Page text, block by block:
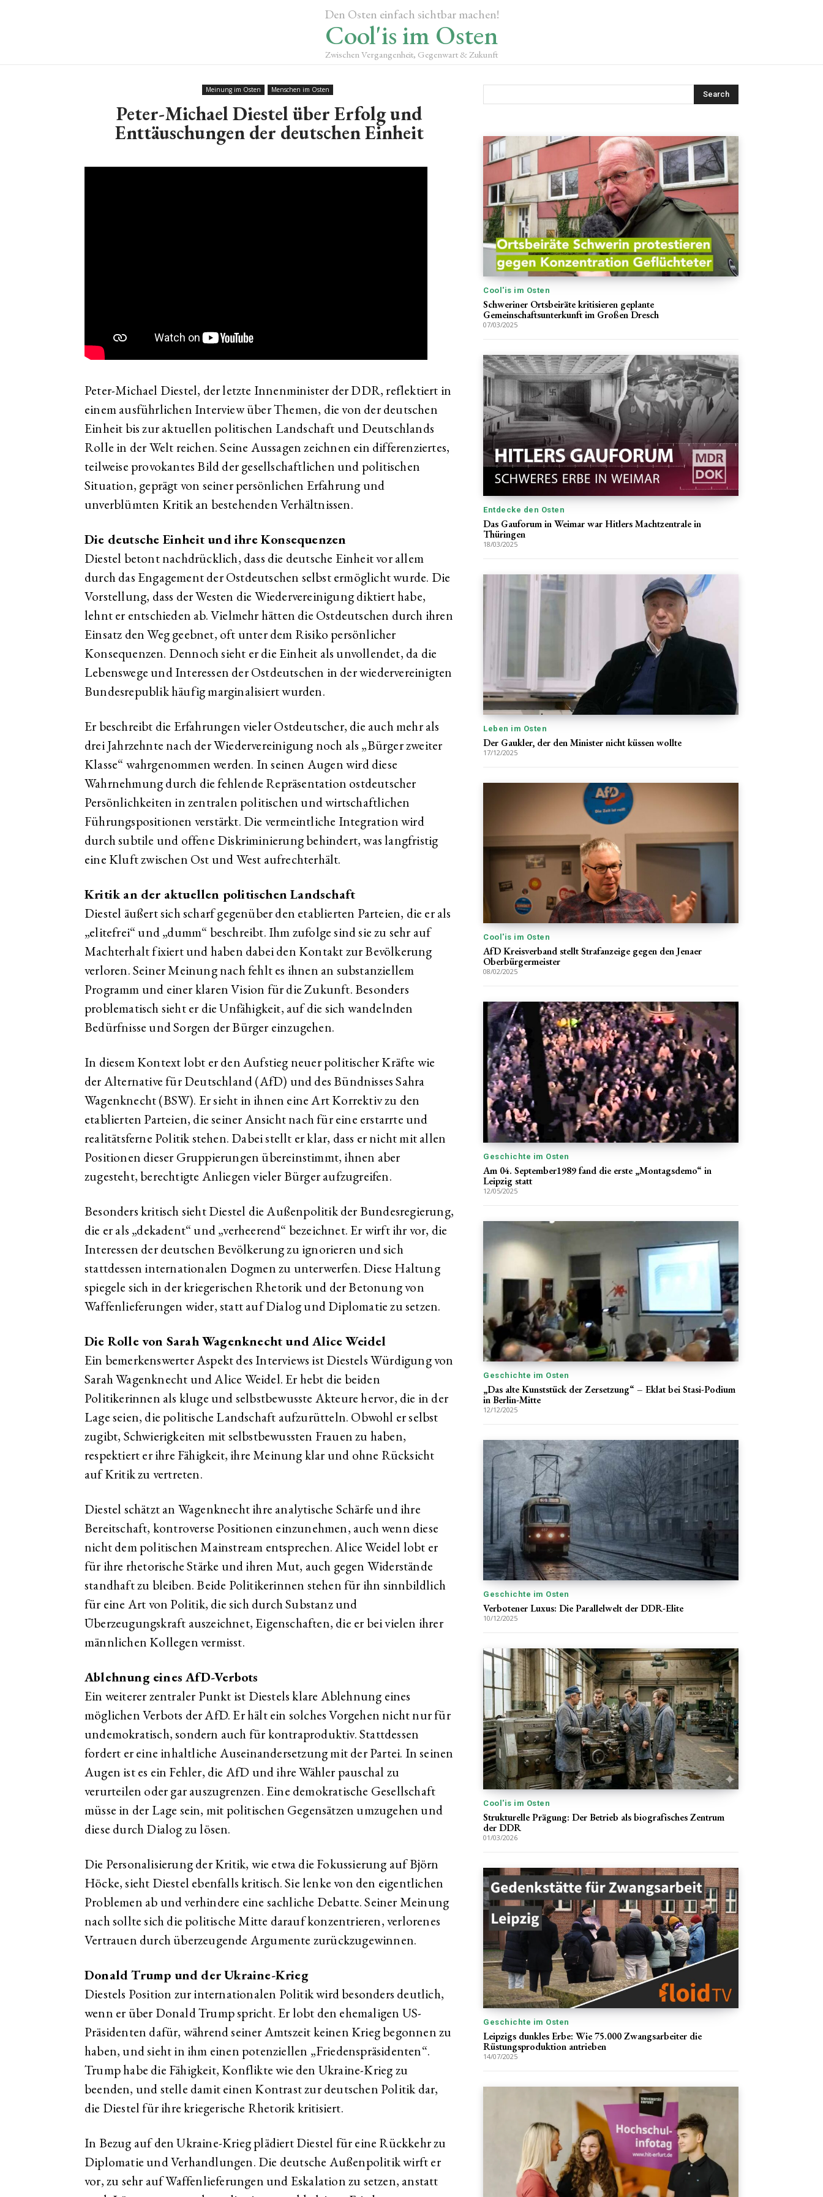
Den Osten einfach sichtbar machen!
Cool'is im Osten
Zwischen Vergangenheit, Gegenwart & Zukunft
Meinung im Osten Menschen im Osten
Peter-Michael Diestel über Erfolg und
Enttäuschungen der deutschen Einheit
Peter-Michael Diestel, der letzte Innenminister der DDR, reflektiert in
einem ausführlichen Interview über Themen, die von der deutschen
Einheit bis zur aktuellen politischen Landschaft und Deutschlands
Rolle in der Welt reichen. Seine Aussagen zeichnen ein differenziertes,
teilweise provokantes Bild der gesellschaftlichen und politischen
Situation, geprägt von seiner persönlichen Erfahrung und
unverblümten Kritik an bestehenden Verhältnissen.
Die deutsche Einheit und ihre Konsequenzen
Diestel betont nachdrücklich, dass die deutsche Einheit vor allem
durch das Engagement der Ostdeutschen selbst ermöglicht wurde. Die
Vorstellung, dass der Westen die Wiedervereinigung diktiert habe,
lehnt er entschieden ab. Vielmehr hätten die Ostdeutschen durch ihren
Einsatz den Weg geebnet, oft unter dem Risiko persönlicher
Konsequenzen. Dennoch sieht er die Einheit als unvollendet, da die
Lebenswege und Interessen der Ostdeutschen in der wiedervereinigten
Bundesrepublik häufig marginalisiert wurden.
Er beschreibt die Erfahrungen vieler Ostdeutscher, die auch mehr als
drei Jahrzehnte nach der Wiedervereinigung noch als „Bürger zweiter
Klasse“ wahrgenommen werden. In seinen Augen wird diese
Wahrnehmung durch die fehlende Repräsentation ostdeutscher
Persönlichkeiten in zentralen politischen und wirtschaftlichen
Führungspositionen verstärkt. Die vermeintliche Integration wird
durch subtile und offene Diskriminierung behindert, was langfristig
eine Kluft zwischen Ost und West aufrechterhält.
Kritik an der aktuellen politischen Landschaft
Diestel äußert sich scharf gegenüber den etablierten Parteien, die er als
„elitefrei“ und „dumm“ beschreibt. Ihm zufolge sind sie zu sehr auf
Machterhalt fixiert und haben dabei den Kontakt zur Bevölkerung
verloren. Seiner Meinung nach fehlt es ihnen an substanziellem
Programm und einer klaren Vision für die Zukunft. Besonders
problematisch sieht er die Unfähigkeit, auf die sich wandelnden
Bedürfnisse und Sorgen der Bürger einzugehen.
In diesem Kontext lobt er den Aufstieg neuer politischer Kräfte wie
der Alternative für Deutschland (AfD) und des Bündnisses Sahra
Wagenknecht (BSW). Er sieht in ihnen eine Art Korrektiv zu den
etablierten Parteien, die seiner Ansicht nach für eine erstarrte und
realitätsferne Politik stehen. Dabei stellt er klar, dass er nicht mit allen
Positionen dieser Gruppierungen übereinstimmt, ihnen aber
zugesteht, berechtigte Anliegen vieler Bürger aufzugreifen.
Besonders kritisch sieht Diestel die Außenpolitik der Bundesregierung,
die er als „dekadent“ und „verheerend“ bezeichnet. Er wirft ihr vor, die
Interessen der deutschen Bevölkerung zu ignorieren und sich
stattdessen internationalen Dogmen zu unterwerfen. Diese Haltung
spiegele sich in der kriegerischen Rhetorik und der Betonung von
Waffenlieferungen wider, statt auf Dialog und Diplomatie zu setzen.
Die Rolle von Sarah Wagenknecht und Alice Weidel
Ein bemerkenswerter Aspekt des Interviews ist Diestels Würdigung von
Sarah Wagenknecht und Alice Weidel. Er hebt die beiden
Politikerinnen als kluge und selbstbewusste Akteure hervor, die in der
Lage seien, die politische Landschaft aufzurütteln. Obwohl er selbst
zugibt, Schwierigkeiten mit selbstbewussten Frauen zu haben,
respektiert er ihre Fähigkeit, ihre Meinung klar und ohne Rücksicht
auf Kritik zu vertreten.
Diestel schätzt an Wagenknecht ihre analytische Schärfe und ihre
Bereitschaft, kontroverse Positionen einzunehmen, auch wenn diese
nicht dem politischen Mainstream entsprechen. Alice Weidel lobt er
für ihre rhetorische Stärke und ihren Mut, auch gegen Widerstände
standhaft zu bleiben. Beide Politikerinnen stehen für ihn sinnbildlich
für eine Art von Politik, die sich durch Substanz und
Überzeugungskraft auszeichnet, Eigenschaften, die er bei vielen ihrer
männlichen Kollegen vermisst.
Ablehnung eines AfD-Verbots
Ein weiterer zentraler Punkt ist Diestels klare Ablehnung eines
möglichen Verbots der AfD. Er hält ein solches Vorgehen nicht nur für
undemokratisch, sondern auch für kontraproduktiv. Stattdessen
fordert er eine inhaltliche Auseinandersetzung mit der Partei. In seinen
Augen ist es ein Fehler, die AfD und ihre Wähler pauschal zu
verurteilen oder gar auszugrenzen. Eine demokratische Gesellschaft
müsse in der Lage sein, mit politischen Gegensätzen umzugehen und
diese durch Dialog zu lösen.
Die Personalisierung der Kritik, wie etwa die Fokussierung auf Björn
Höcke, sieht Diestel ebenfalls kritisch. Sie lenke von den eigentlichen
Problemen ab und verhindere eine sachliche Debatte. Seiner Meinung
nach sollte sich die politische Mitte darauf konzentrieren, verlorenes
Vertrauen durch überzeugende Argumente zurückzugewinnen.
Donald Trump und der Ukraine-Krieg
Diestels Position zur internationalen Politik wird besonders deutlich,
wenn er über Donald Trump spricht. Er lobt den ehemaligen US-
Präsidenten dafür, während seiner Amtszeit keinen Krieg begonnen zu
haben, und sieht in ihm einen potenziellen „Friedenspräsidenten“.
Trump habe die Fähigkeit, Konflikte wie den Ukraine-Krieg zu
beenden, und stelle damit einen Kontrast zur deutschen Politik dar,
die Diestel für ihre kriegerische Rhetorik kritisiert.
In Bezug auf den Ukraine-Krieg plädiert Diestel für eine Rückkehr zu
Diplomatie und Verhandlungen. Die deutsche Außenpolitik wirft er
vor, zu sehr auf Waffenlieferungen und Eskalation zu setzen, anstatt
Search
Cool'is im Osten
Schweriner Ortsbeiräte kritisieren geplante
Gemeinschaftsunterkunft im Großen Dresch
07/03/2025
Entdecke den Osten
Das Gauforum in Weimar war Hitlers Machtzentrale in
Thüringen
18/03/2025
Leben im Osten
Der Gaukler, der den Minister nicht küssen wollte
17/12/2025
Cool'is im Osten
AfD Kreisverband stellt Strafanzeige gegen den Jenaer
Oberbürgermeister
08/02/2025
Geschichte im Osten
Am 04. September1989 fand die erste „Montagsdemo“ in
Leipzig statt
12/05/2025
Geschichte im Osten
„Das alte Kunststück der Zersetzung“ – Eklat bei Stasi-Podium
in Berlin-Mitte
12/12/2025
Geschichte im Osten
Verbotener Luxus: Die Parallelwelt der DDR-Elite
10/12/2025
Cool'is im Osten
Strukturelle Prägung: Der Betrieb als biografisches Zentrum
der DDR
01/03/2026
Geschichte im Osten
Leipzigs dunkles Erbe: Wie 75.000 Zwangsarbeiter die
Rüstungsproduktion antrieben
14/07/2025